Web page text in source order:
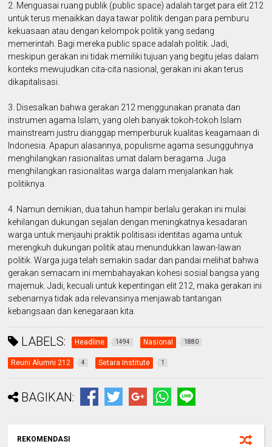
2. Menguasai ruang publik (public space) adalah target para elit 212
untuk terus menaikkan daya tawar politik dengan para pemburu
kekuasaan atau dengan kelompok politik yang sedang
memerintah. Bagi mereka public space adalah politik. Jadi,
meskipun gerakan ini tidak memiliki tujuan yang begitu jelas dalam
konteks mewujudkan cita-cita nasional, gerakan ini akan terus
dikapitalisasi.
3. Disesalkan bahwa gerakan 212 menggunakan pranata dan
instrumen agama Islam, yang oleh banyak tokoh-tokoh Islam
mainstream justru dianggap memperburuk kualitas keagamaan di
Indonesia. Apapun alasannya, populisme agama sesungguhnya
menghilangkan rasionalitas umat dalam beragama. Juga
menghilangkan rasionalitas warga dalam menjalankan hak
politiknya.
4. Namun demikian, dua tahun hampir berlalu gerakan ini mulai
kehilangan dukungan sejalan dengan meningkatnya kesadaran
warga untuk menjauhi praktik politisasi identitas agama untuk
merengkuh dukungan politik atau menundukkan lawan-lawan
politik. Warga juga telah semakin sadar dan pandai melihat bahwa
gerakan semacam ini membahayakan kohesi sosial bangsa yang
majemuk. Jadi, kecuali untuk kepentingan elit 212, maka gerakan ini
sebenarnya tidak ada relevansinya menjawab tantangan
kebangsaan dan kenegaraan kita.
LABELS: Headline 1494 Nasional 1880
Reuni Alumni 212 4 Setara Institute 1
BAGIKAN:
REKOMENDASI